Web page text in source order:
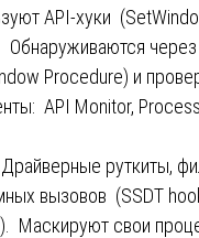
API-хуки
через
Procedure) и
API Monitor,
Драйверные руткиты,
вызовов (SSDT
Маскируют свои